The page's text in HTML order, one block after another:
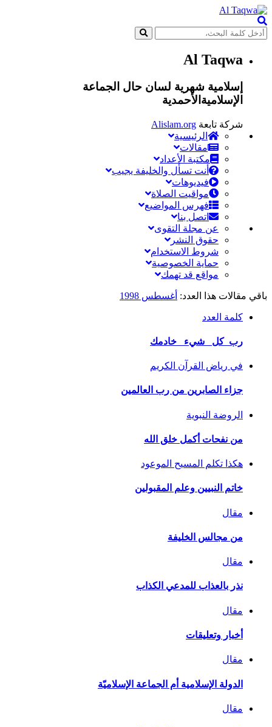
Al Taqwa
إسلامية شهرية لسان حال الجماعة
الإسلاميةالأحمدية
شركة تابعة Alislam.org
الرئيسية
مقالات
مكتبة الأعداد
أنت تسأل والخليفة يجيب
فيديوهات
مواقيت الصلاة
فهرس المواضيع
اتصل بنا
عن مجلة التقوى
حقوق النشر
شروط الاستخدام
حماية الخصوصية
مواقع قد تهمك
باقي مقالات هذا العدد: أغسطس 1998
كلمة العدد
رب كل شيء خادمك
في رياض القرآن الكريم
جزاء الصابرين من رب العالمين
الروضة النبوية
من نفحات أكمل خلق الله
هكذا تكلم المسيح الموعود
خاتم النبيين وعلم المقبولين
مقال
من مجالس الخليفة
مقال
نذر بالعذاب للمدعي الكذاب
مقال
أخبار وتعليقات
مقال
الدولة الإسلامية أم الجماعة الإسلاميّة
مقال